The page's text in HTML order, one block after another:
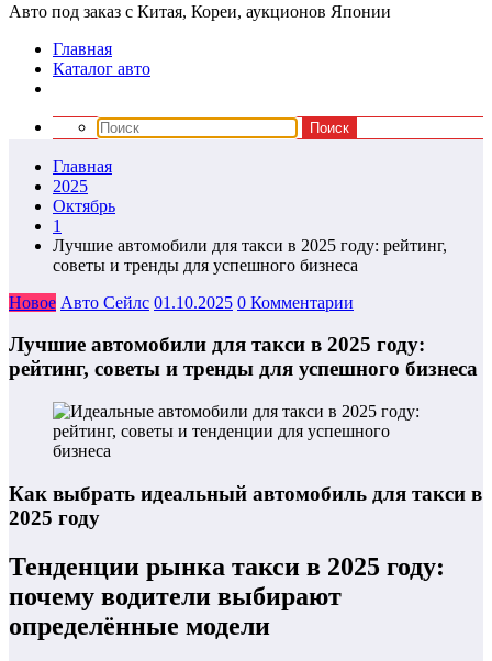
Авто под заказ с Китая, Кореи, аукционов Японии
Главная
Каталог авто
Главная
2025
Октябрь
1
Лучшие автомобили для такси в 2025 году: рейтинг,
советы и тренды для успешного бизнеса
Новое Авто Сейлс 01.10.2025 0 Комментарии
Лучшие автомобили для такси в 2025 году:
рейтинг, советы и тренды для успешного бизнеса
Как выбрать идеальный автомобиль для такси в
2025 году
Тенденции рынка такси в 2025 году:
почему водители выбирают
определённые модели